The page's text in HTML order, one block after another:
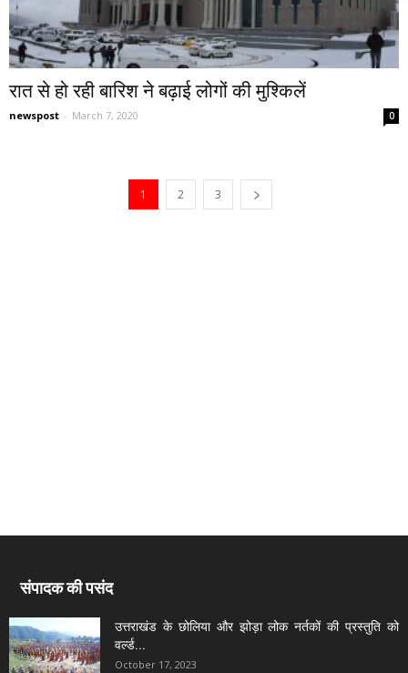
रात से हो रही बारिश ने बढ़ाई लोगों की मुश्किलें
newspost - March 7, 2020 0
1 2 3
संपादक की पसंद
उत्तराखंड के छोलिया और झोड़ा लोक नर्तकों की प्रस्तुति को
वर्ल्ड...
October 17, 2023